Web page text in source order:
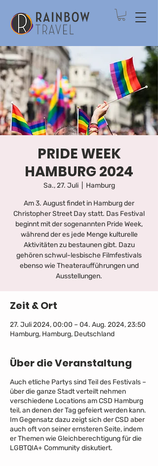
PRIDE WEEK
HAMBURG 2024
Sa., 27. Juli
  |
Hamburg
Am 3. August findet in Hamburg der
Christopher Street Day statt. Das Festival
beginnt mit der sogenannten Pride Week,
während der es jede Menge kulturelle
Aktivitäten zu bestaunen gibt. Dazu
gehören schwul-lesbische Filmfestivals
ebenso wie Theateraufführungen und
Ausstellungen.
Zeit & Ort
27. Juli 2024, 00:00 – 04. Aug. 2024, 23:50
Hamburg, Hamburg, Deutschland
Über die Veranstaltung
Auch etliche Partys sind Teil des Festivals –
über die ganze Stadt verteilt nehmen
verschiedene Locations am CSD Hamburg
teil, an denen der Tag gefeiert werden kann.
Im Gegensatz dazu zeigt sich der CSD aber
auch oft von seiner ernsteren Seite, indem
er Themen wie Gleichberechtigung für die
LGBTQIA+ Community diskutiert.